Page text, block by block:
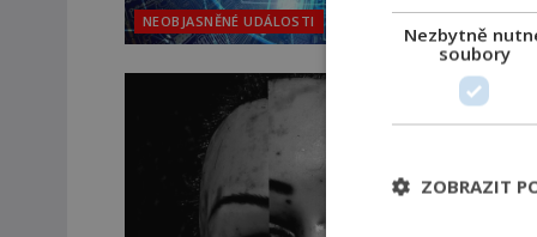
NEOBJASNĚNÉ UDÁLOSTI
Nezbytně
soubory
ZOBRAZIT